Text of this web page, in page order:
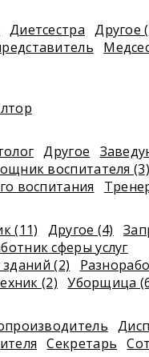
Диетсестра Другое
Другое
воспитателя (3)
воспитания
(11) Другое (4)
сферы услуг
(2)
(2) Уборщица
Секретарь